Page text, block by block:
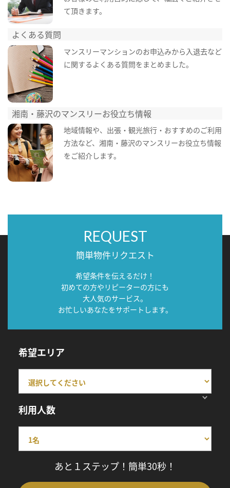
て頂きます。
よくある質問
マンスリーマンションのお申込みから入退去など
に関するよくある質問をまとめました。
湘南・藤沢のマンスリーお役立ち情報
地域情報や、出張・観光旅行・おすすめのご利用
方法など、湘南・藤沢のマンスリーお役立ち情報
をご紹介します。
REQUEST
簡単物件リクエスト
希望条件を伝えるだけ！
初めての方やリピーターの方にも
大人気のサービス。
お忙しいあなたをサポートします。
希望エリア
利用人数
あと１ステップ！簡単30秒！